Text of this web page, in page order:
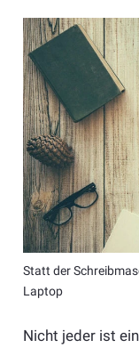
Statt der
Laptop
Nicht jeder ist